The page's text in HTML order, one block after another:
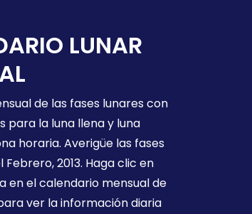
LUNAR
de las fases lunares con
para la luna llena y luna
horaria. Averigüe las fases
2013. Haga clic en
en el calendario mensual de
ver la información diaria